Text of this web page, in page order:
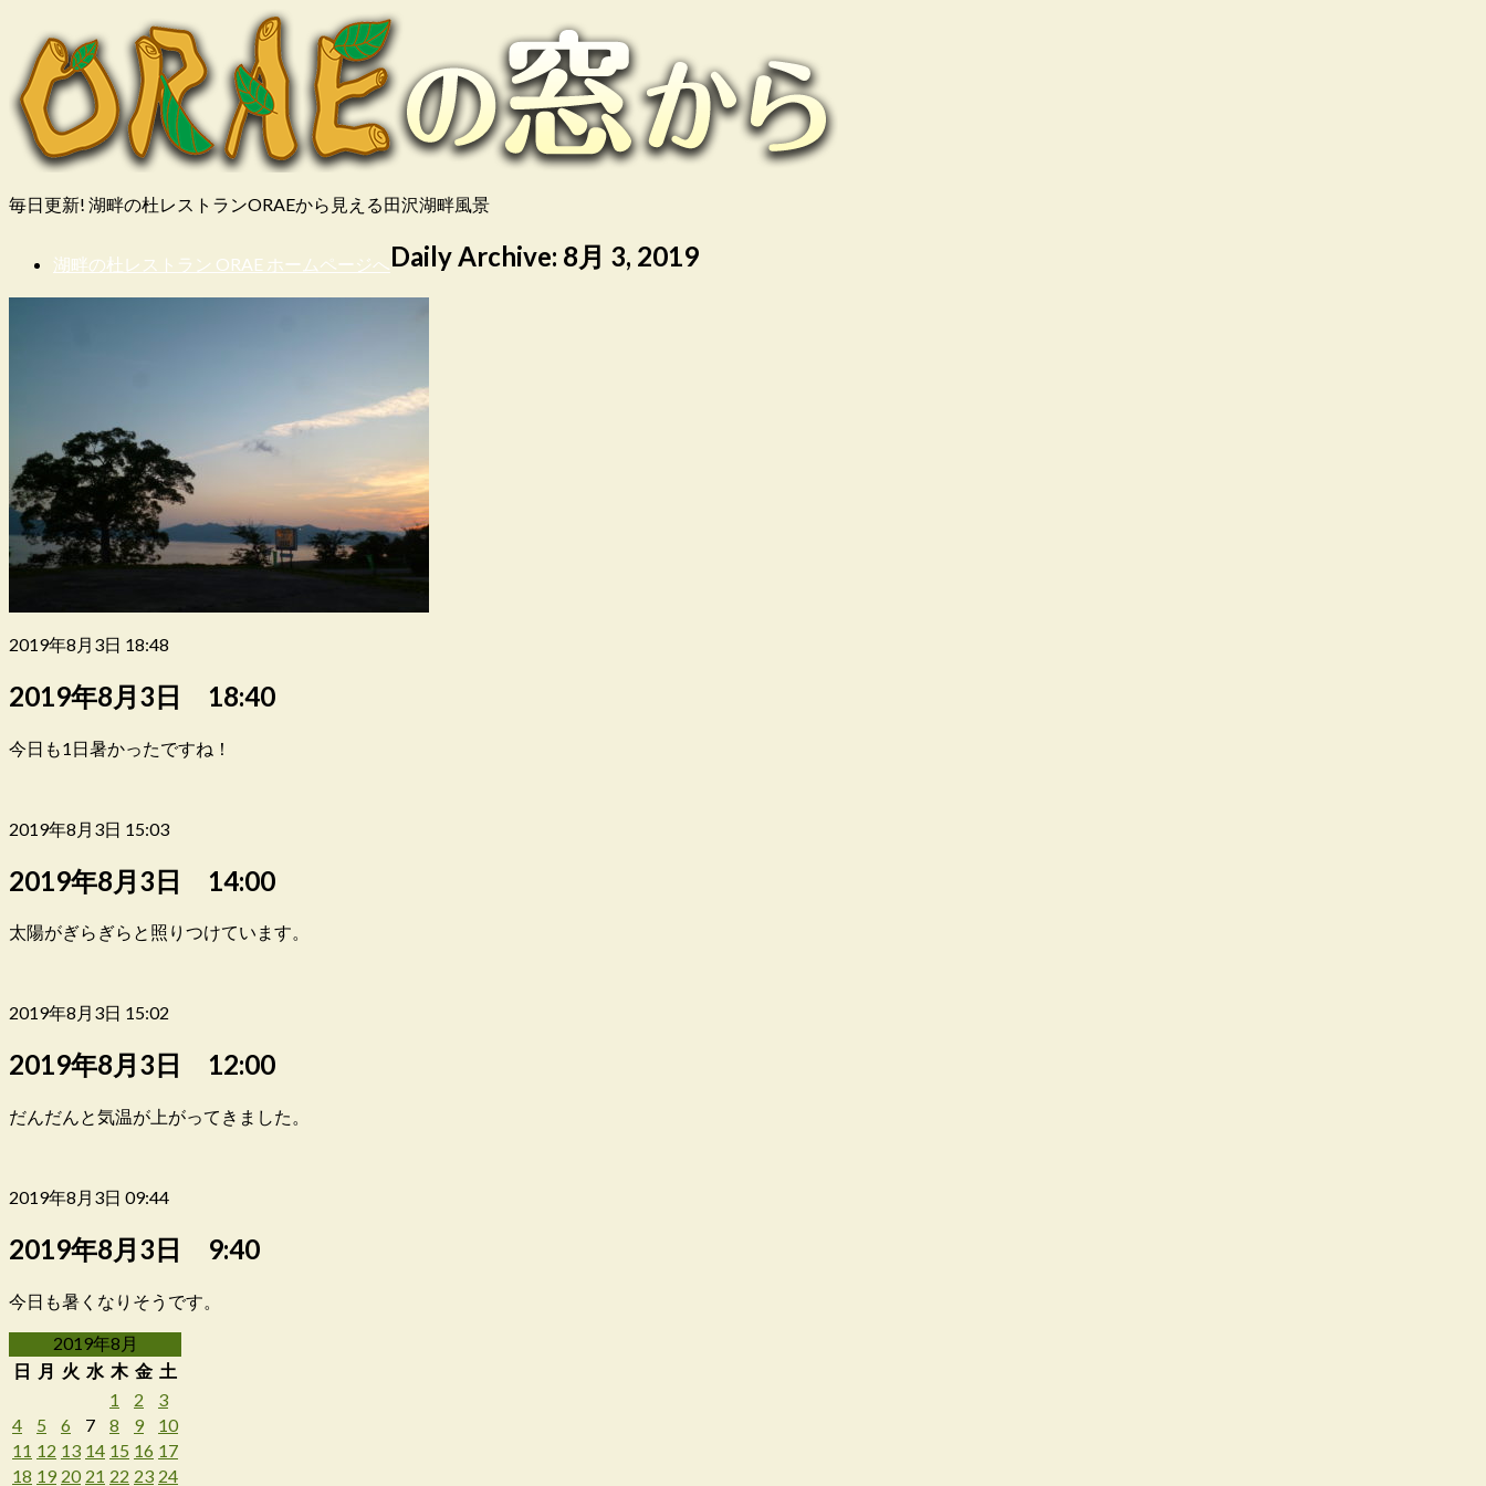
毎日更新! 湖畔の杜レストランORAEから見える田沢湖畔風景
湖畔の杜レストラン ORAE ホームページへDaily Archive: 8月 3, 2019
2019年8月3日 18:48
2019年8月3日 18:40
今日も1日暑かったですね！
2019年8月3日 15:03
2019年8月3日 14:00
太陽がぎらぎらと照りつけています。
2019年8月3日 15:02
2019年8月3日 12:00
だんだんと気温が上がってきました。
2019年8月3日 09:44
2019年8月3日 9:40
今日も暑くなりそうです。
2019年8月
日 月 火 水 木 金 土
1
2
3
4
5 6 7 8 9
10
11 12 13 14 15 16 17
18 19 20 21 22 23 24